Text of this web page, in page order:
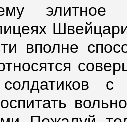
вполне